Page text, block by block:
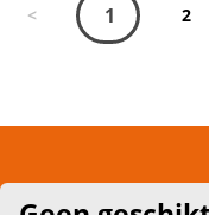
< 1 2